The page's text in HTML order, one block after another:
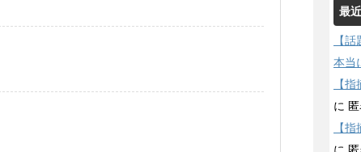
最
【
本当
【
に
【